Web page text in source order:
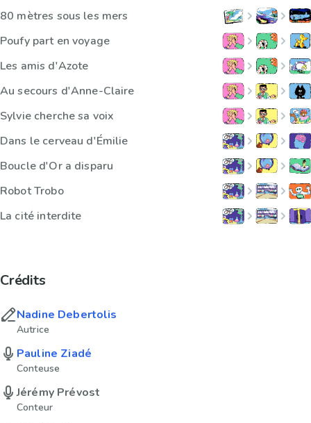
80 mètres sous les mers
Poufy part en voyage
Les amis d'Azote
Au secours d'Anne-Claire
Sylvie cherche sa voix
Dans le cerveau d'Émilie
Boucle d'Or a disparu
Robot Trobo
La cité interdite
Crédits
Nadine Debertolis
Autrice
Pauline Ziadé
Conteuse
Jérémy Prévost
Conteur